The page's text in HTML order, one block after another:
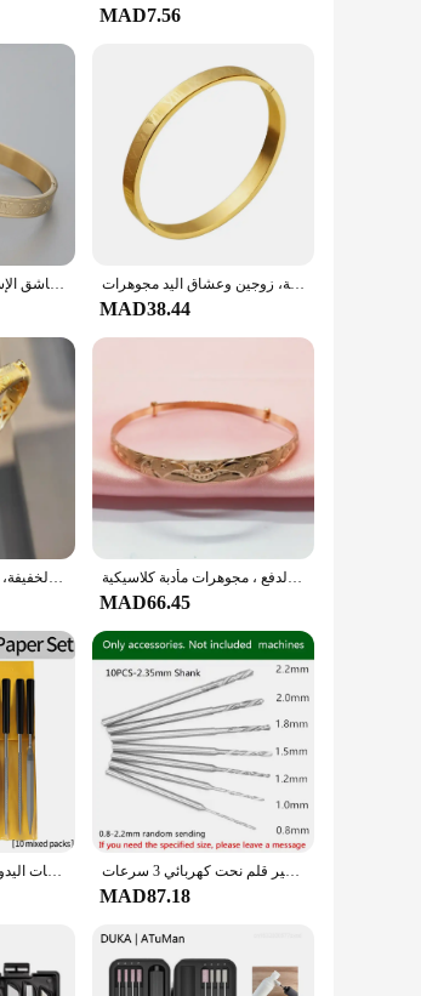
sets are perfect for retailers looking
MAD7.56
الرجال والنساء الفولاذ المقاوم للصدأ الذهب تصفيح الأزواج سوار نحت الأرقام الرومانية عاشق الإسورة مجوهرات الزفاف رجل وامرأة ضوء الفاخرة الكفة سوار الإسورة، سوار الفولاذ المقاوم للصدأ نحت الأرقام الرومانية، زوجين وعشاق اليد مجوهرات
MAD38.44
سوار حرفي مصقول منحوت منسوج إيطالي جديد لعام 2025، هدايا مجوهرات فاخرة للنساء الفرنسيات الفاخرة الخفيفة، مبيعات المصنع مباشرة سوار منحوت بنمط لامع للنساء ، مطلي بالنحاس ، ذهب وردي ، أساور سحب بالدفع ، مجوهرات مأدبة كلاسيكية
MAD66.45
ملف إبر معدنية للمجوهرات من الأحجار الزجاجية ، صناعة نحت الخشب الماسي ، أدوات خياطة الملفات اليدوية ، 10 في كل مجموعة مثقاب لاسلكي صغير قلم نحت كهربائي 3 سرعات USB مثقاب لاسلكي أدوات دوارة حفارة القلم للخشب المعادن اليشم ختم نحت
MAD87.18